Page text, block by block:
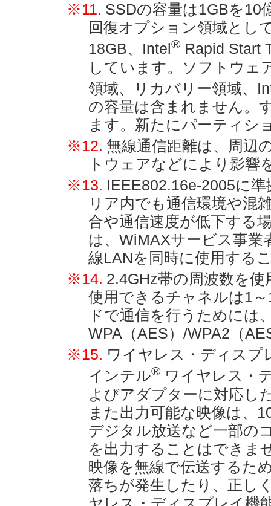
※11. SSDの容量は1GBを10
回復オプション領域とし
18GB、Intel ® Rapid Start
しています。ソフトウェ
領域、リカバリー領域、
の容量は含まれません。
ます。新たにパーティシ
※12. 無線通信距離は、周辺
トウェアなどにより影響
※13. IEEE802.16e-2005に
リア内でも通信環境や混
合や通信速度が低下する
は、WiMAXサービス事業
線LANを同時に使用する
※14. 2.4GHz帯の周波数を
使用できるチャネルは1
ドで通信を行うためには
WPA（AES）/WPA2（
※15. ワイヤレス・ディスプ
インテル® ワイヤレス・
よびアダプターに対応し
また出力可能な映像は、
デジタル放送など一部の
を出力することはできま
映像を無線で伝送するた
落ちが発生したり、正し